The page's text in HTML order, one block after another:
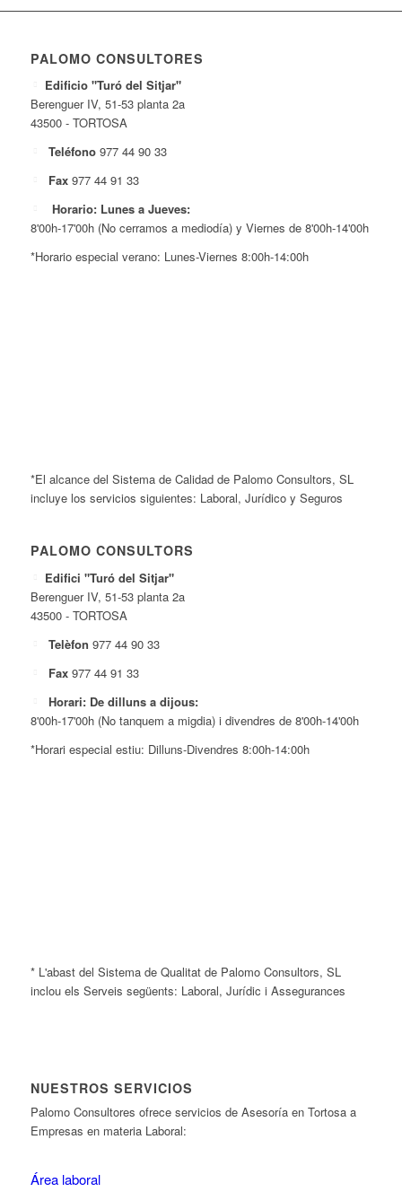
PALOMO CONSULTORES
Edificio "Turó del Sitjar"
Berenguer IV, 51-53 planta 2a
43500 - TORTOSA
Teléfono 977 44 90 33
Fax 977 44 91 33
Horario: Lunes a Jueves:
8'00h-17'00h (No cerramos a mediodía) y Viernes de 8'00h-14'00h
*Horario especial verano: Lunes-Viernes 8:00h-14:00h
*El alcance del Sistema de Calidad de Palomo Consultors, SL
incluye los servicios siguientes: Laboral, Jurídico y Seguros
PALOMO CONSULTORS
Edifici "Turó del Sitjar"
Berenguer IV, 51-53 planta 2a
43500 - TORTOSA
Telèfon 977 44 90 33
Fax 977 44 91 33
Horari: De dilluns a dijous:
8'00h-17'00h (No tanquem a migdia) i divendres de 8'00h-14'00h
*Horari especial estiu: Dilluns-Divendres 8:00h-14:00h
* L'abast del Sistema de Qualitat de Palomo Consultors, SL
inclou els Serveis següents: Laboral, Jurídic i Assegurances
NUESTROS SERVICIOS
Palomo Consultores ofrece servicios de Asesoría en Tortosa a
Empresas en materia Laboral:
Área laboral